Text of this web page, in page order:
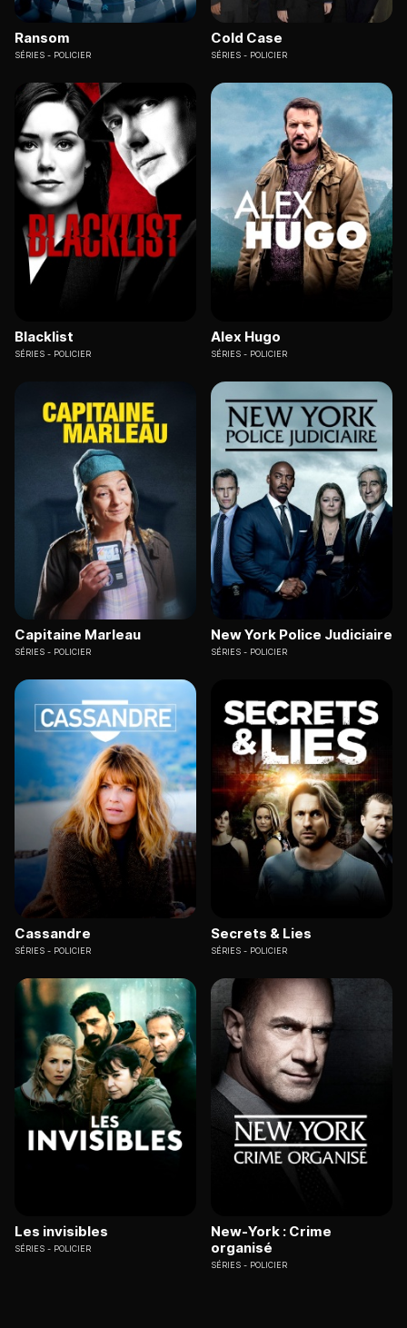
Ransom
SÉRIES POLICIER
Cold Case
SÉRIES POLICIER
Blacklist
SÉRIES POLICIER
Alex Hugo
SÉRIES POLICIER
Capitaine Marleau
SÉRIES POLICIER
New York Police Judiciaire
SÉRIES POLICIER
Cassandre
SÉRIES POLICIER
Secrets & Lies
SÉRIES POLICIER
Les invisibles
SÉRIES POLICIER
New-York : Crime
organisé
SÉRIES POLICIER